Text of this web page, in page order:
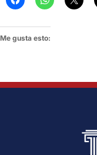
Me gusta esto: